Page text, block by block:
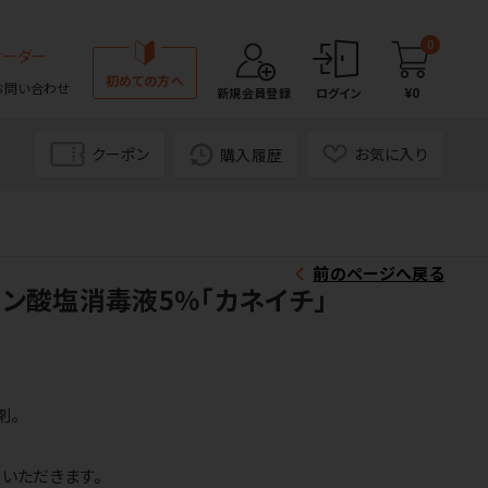
ダー
問い合わせ 初めての方へ
新規会員登録 ログイン
0
¥0
クーポン 購入履歴 お気に入り
前のページへ戻る
酸塩消毒液5％「カネイチ」
だきます。